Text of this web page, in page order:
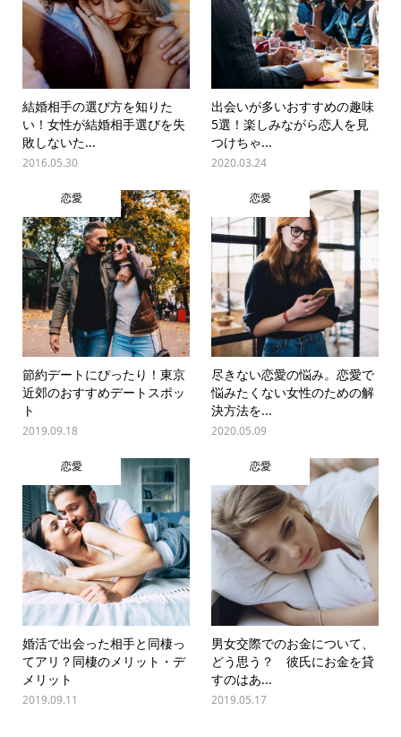
結婚相手の選び方を知りた
い！女性が結婚相手選びを失
敗しないた...
2016.05.30
出会いが多いおすすめの趣味
5選！楽しみながら恋人を見
つけちゃ...
2020.03.24
恋愛
節約デートにぴったり！東京
近郊のおすすめデートスポッ
ト
2019.09.18
恋愛
尽きない恋愛の悩み。恋愛で
悩みたくない女性のための解
決方法を...
2020.05.09
恋愛
婚活で出会った相手と同棲っ
てアリ？同棲のメリット・デ
メリット
2019.09.11
恋愛
男女交際でのお金について、
どう思う？ 彼氏にお金を貸
すのはあ...
2019.05.17